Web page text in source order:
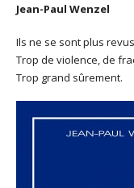
Jean-Paul Wenzel
Ils ne se sont plus
Trop de violence, de
Trop grand sûrement.